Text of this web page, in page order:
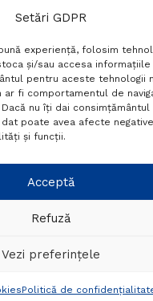
Setări GDPR
experiență, folosim
și/sau accesa
pentru aceste tehnologii
ar fi comportamentul de
nu îți dai consimțământul
poate avea afecte
și funcții.
Acceptă
Refuză
Vezi preferințele
Politică de
Politică de
Setări GDPR
+40 788 760 194